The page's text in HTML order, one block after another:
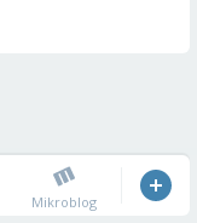
Mikroblog